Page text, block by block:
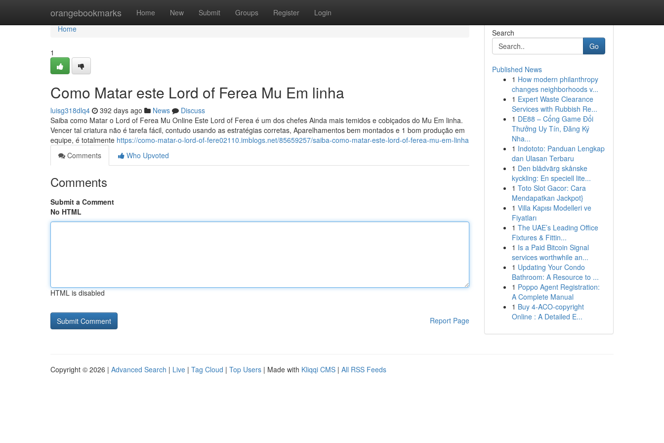
orangebookmarks Home New Submit Groups Register Login
Home
Home
1
Como Matar este Lord of Ferea Mu Em linha
luisg318dlq4 392 days ago News
Discuss
Saiba como Matar o Lord of Ferea Mu Online Este Lord of Ferea é um dos chefes Ainda mais temidos e cobiçados do Mu Em linha.
Vencer tal criatura não é tarefa fácil, contudo usando as estratégias corretas, Aparelhamentos bem montados e 1 bom produção em
equipe, é totalmente https://como-matar-o-lord-of-fere02110.imblogs.net/85659257/saiba-como-matar-este-lord-of-ferea-mu-em-linha
Comments
Who Upvoted
Comments
Submit a Comment
No HTML
HTML is disabled
Report Page
Search
Go
Published News
1 How modern philanthropy
changes neighborhoods v...
1 Expert Waste Clearance
Services with Rubbish Re...
1 DE88 – Cổng Game Đổi
Thưởng Uy Tín, Đăng Ký
Nha...
1 Indototo: Panduan Lengkap
dan Ulasan Terbaru
1 Den blådvärg skånske
kyckling: En speciell lite...
1 Toto Slot Gacor: Cara
Mendapatkan Jackpot}
1 Villa Kapısı Modelleri ve
Fiyatları
1 The UAE’s Leading Office
Fixtures & Fittin...
1 Is a Paid Bitcoin Signal
services worthwhile an...
1 Updating Your Condo
Bathroom: A Resource to ...
1 Poppo Agent Registration:
A Complete Manual
1 Buy 4-ACO-copyright
Online : A Detailed E...
Copyright © 2026 | Advanced Search | Live | Tag Cloud | Top Users | Made with Kliqqi CMS | All RSS Feeds